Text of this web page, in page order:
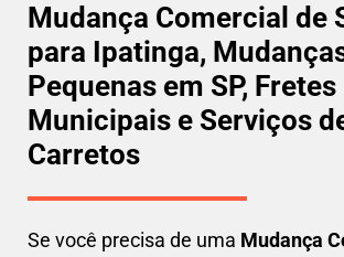
Mudança Comercial de
para Ipatinga,
Pequenas em SP, Fretes
Municipais e Serviços
Carretos
Se você precisa de uma Mudança